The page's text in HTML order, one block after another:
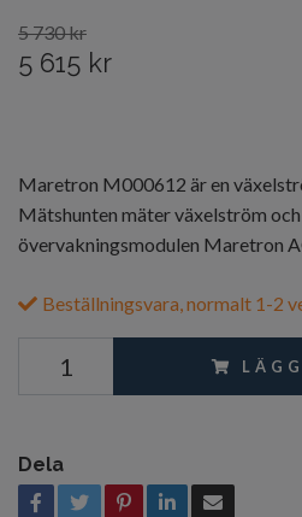
5 730 kr
5 615 kr
Maretron M000612 är en
Mätshunten mäter växelström
övervakningsmodulen Maretron
Beställningsvara, normalt 1-2
Dela